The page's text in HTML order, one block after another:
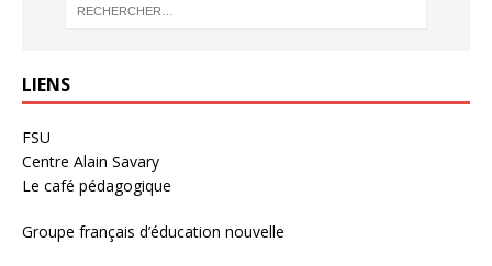
LIENS
FSU
Centre Alain Savary
Le café pédagogique
Groupe français d’éducation nouvelle